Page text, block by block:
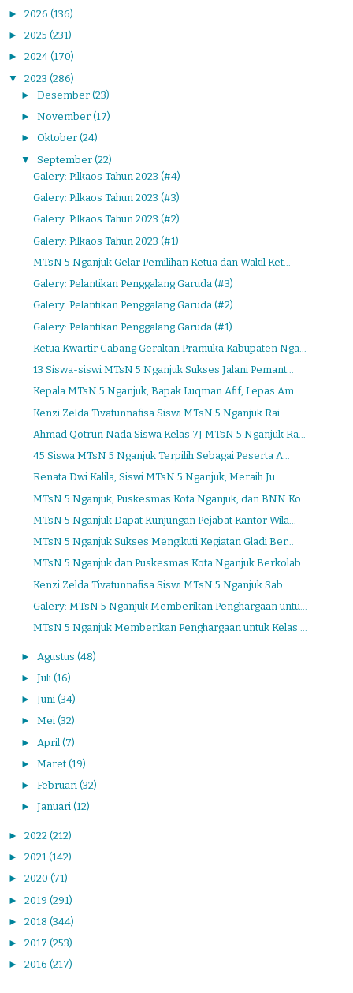
► 2026 (136)
► 2025 (231)
► 2024 (170)
▼ 2023 (286)
► Desember (23)
► November (17)
► Oktober (24)
▼ September (22)
Galery: Pilkaos Tahun 2023 (#4)
Galery: Pilkaos Tahun 2023 (#3)
Galery: Pilkaos Tahun 2023 (#2)
Galery: Pilkaos Tahun 2023 (#1)
MTsN 5 Nganjuk Gelar Pemilihan Ketua dan Wakil Ket...
Galery: Pelantikan Penggalang Garuda (#3)
Galery: Pelantikan Penggalang Garuda (#2)
Galery: Pelantikan Penggalang Garuda (#1)
Ketua Kwartir Cabang Gerakan Pramuka Kabupaten Nga...
13 Siswa-siswi MTsN 5 Nganjuk Sukses Jalani Pemant...
Kepala MTsN 5 Nganjuk, Bapak Luqman Afif, Lepas Am...
Kenzi Zelda Tivatunnafisa Siswi MTsN 5 Nganjuk Rai...
Ahmad Qotrun Nada Siswa Kelas 7J MTsN 5 Nganjuk Ra...
45 Siswa MTsN 5 Nganjuk Terpilih Sebagai Peserta A...
Renata Dwi Kalila, Siswi MTsN 5 Nganjuk, Meraih Ju...
MTsN 5 Nganjuk, Puskesmas Kota Nganjuk, dan BNN Ko...
MTsN 5 Nganjuk Dapat Kunjungan Pejabat Kantor Wila...
MTsN 5 Nganjuk Sukses Mengikuti Kegiatan Gladi Ber...
MTsN 5 Nganjuk dan Puskesmas Kota Nganjuk Berkolab...
Kenzi Zelda Tivatunnafisa Siswi MTsN 5 Nganjuk Sab...
Galery: MTsN 5 Nganjuk Memberikan Penghargaan untu...
MTsN 5 Nganjuk Memberikan Penghargaan untuk Kelas ...
► Agustus (48)
► Juli (16)
► Juni (34)
► Mei (32)
► April (7)
► Maret (19)
► Februari (32)
► Januari (12)
► 2022 (212)
► 2021 (142)
► 2020 (71)
► 2019 (291)
► 2018 (344)
► 2017 (253)
► 2016 (217)